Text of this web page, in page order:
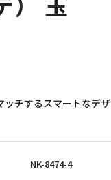
チするスマートなデザ
NK-8474-4